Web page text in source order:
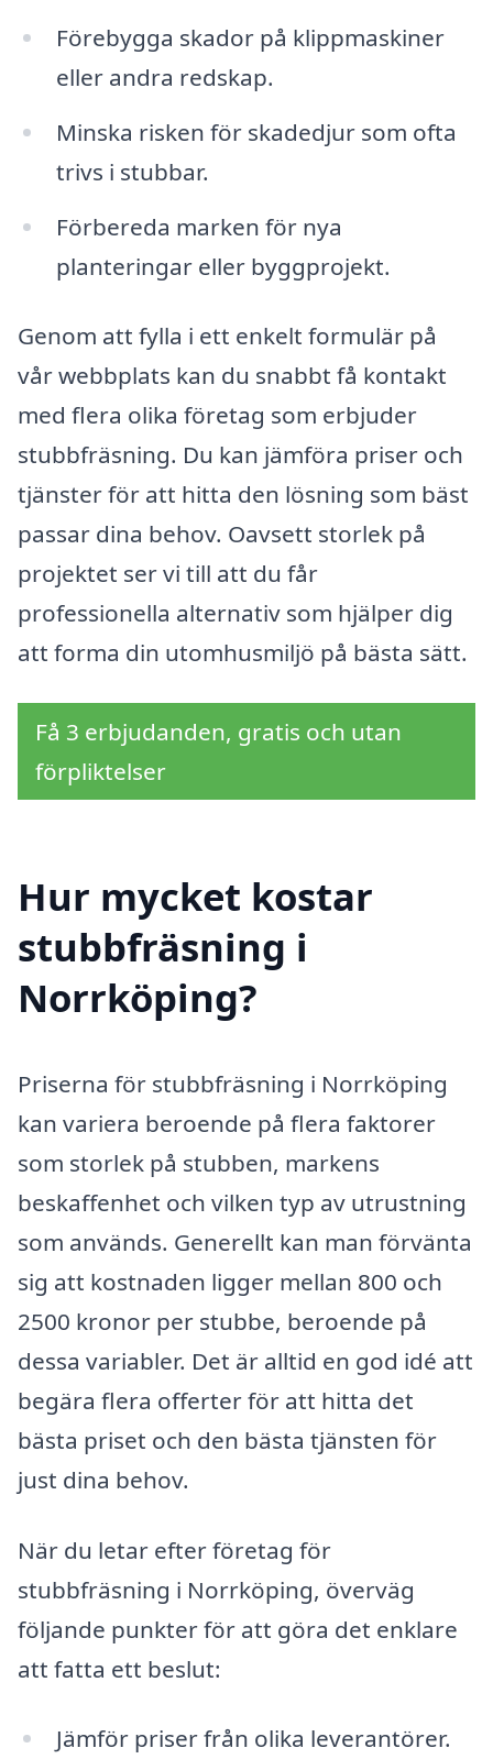
Förebygga skador på klippmaskiner
eller andra redskap.
Minska risken för skadedjur som ofta
trivs i stubbar.
Förbereda marken för nya
planteringar eller byggprojekt.
Genom att fylla i ett enkelt formulär på
vår webbplats kan du snabbt få kontakt
med flera olika företag som erbjuder
stubbfräsning. Du kan jämföra priser och
tjänster för att hitta den lösning som bäst
passar dina behov. Oavsett storlek på
projektet ser vi till att du får
professionella alternativ som hjälper dig
att forma din utomhusmiljö på bästa sätt.
Få 3 erbjudanden, gratis och utan
förpliktelser
Hur mycket kostar
stubbfräsning i
Norrköping?
Priserna för stubbfräsning i Norrköping
kan variera beroende på flera faktorer
som storlek på stubben, markens
beskaffenhet och vilken typ av utrustning
som används. Generellt kan man förvänta
sig att kostnaden ligger mellan 800 och
2500 kronor per stubbe, beroende på
dessa variabler. Det är alltid en god idé att
begära flera offerter för att hitta det
bästa priset och den bästa tjänsten för
just dina behov.
När du letar efter företag för
stubbfräsning i Norrköping, överväg
följande punkter för att göra det enklare
att fatta ett beslut:
Jämför priser från olika leverantörer.